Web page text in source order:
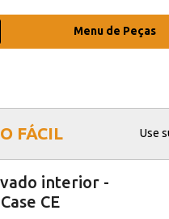
Menu de Peças
FÁCIL Use
interior -
CE